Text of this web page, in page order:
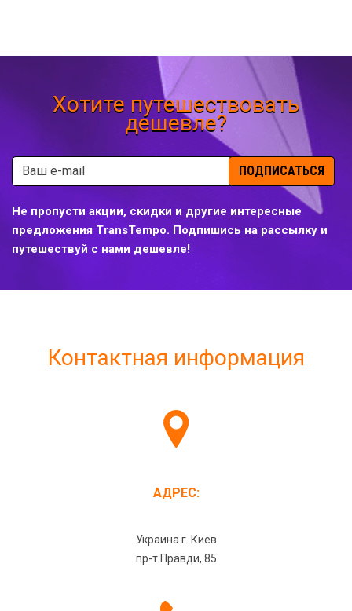
Хотите путешествовать
дешевле?
ПОДПИСАТЬСЯ
Не пропусти акции, скидки и другие интересные
предложения TransTempo. Подпишись на рассылку и
путешествуй с нами дешевле!
Контактная информация
АДРЕС:
Украина г. Киев
пр-т Правди, 85